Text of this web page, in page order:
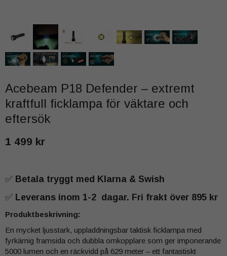
Acebeam P18 Defender – extremt
kraftfull ficklampa för väktare och
eftersök
1 499 kr
✅ Betala tryggt med Klarna & Swish
✅ Leverans inom 1-2 dagar. Fri frakt över 895 kr
Produktbeskrivning:
En mycket ljusstark, uppladdningsbar taktisk ficklampa med
fyrkärnig framsida och dubbla omkopplare som ger imponerande
5000 lumen och en räckvidd på 629 meter – ett fantastiskt